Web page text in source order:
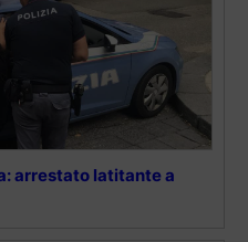
arrestato latitante a